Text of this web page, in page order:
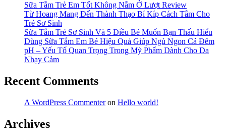
Sữa Tắm Trẻ Em Tốt Không Nằm Ở Lượt Review
Từ Hoang Mang Đến Thành Thạo Bí Kíp Cách Tắm Cho
Trẻ Sơ Sinh
Sữa Tắm Trẻ Sơ Sinh Và 5 Điều Bé Muốn Bạn Thấu Hiểu
Dùng Sữa Tắm Em Bé Hiệu Quả Giúp Ngủ Ngon Cả Đêm
pH – Yếu Tố Quan Trọng Trong Mỹ Phẩm Dành Cho Da
Nhạy Cảm
Recent Comments
A WordPress Commenteron Hello world!
Archives